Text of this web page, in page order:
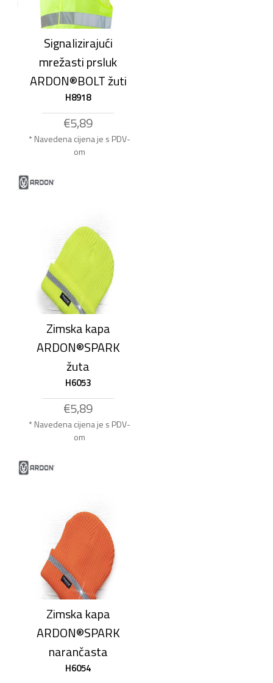
Signalizirajući
mrežasti prsluk
ARDON®BOLT žuti
H8918
€5,89
* Navedena cijena je s PDV-
om
Zimska kapa
ARDON®SPARK
žuta
H6053
€5,89
* Navedena cijena je s PDV-
om
Zimska kapa
ARDON®SPARK
narančasta
H6054